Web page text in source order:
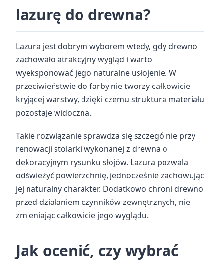
lazurę do drewna?
Lazura jest dobrym wyborem wtedy, gdy drewno
zachowało atrakcyjny wygląd i warto
wyeksponować jego naturalne usłojenie. W
przeciwieństwie do farby nie tworzy całkowicie
kryjącej warstwy, dzięki czemu struktura materiału
pozostaje widoczna.
Takie rozwiązanie sprawdza się szczególnie przy
renowacji stolarki wykonanej z drewna o
dekoracyjnym rysunku słojów. Lazura pozwala
odświeżyć powierzchnię, jednocześnie zachowując
jej naturalny charakter. Dodatkowo chroni drewno
przed działaniem czynników zewnętrznych, nie
zmieniając całkowicie jego wyglądu.
Jak ocenić, czy wybrać